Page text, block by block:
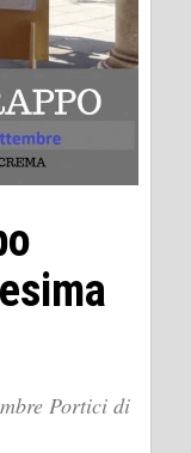
Portici di